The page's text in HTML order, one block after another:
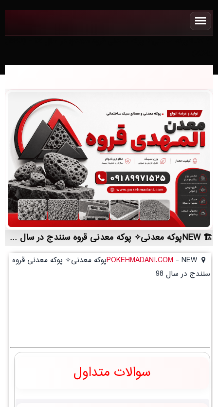
NEWپوکه معدنی✧ پوکه معدنی قروه سنندج در سال 98 | لیست قیمت روز و خرید مستقیم ، مناسب تر از نمایندگی شهرستان ها
POKEHMADANI.COM -
NEWپوکه معدنی✧ پوکه معدنی قروه
سنندج در سال 98
سوالات متداول